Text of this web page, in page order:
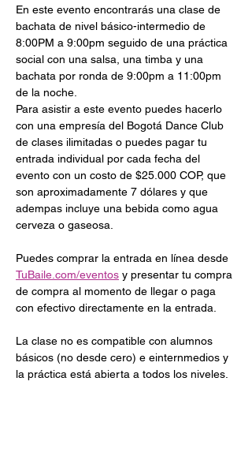
En este evento encontrarás una clase de
bachata de nivel básico-intermedio de
8:00PM a 9:00pm seguido de una práctica
social con una salsa, una timba y una
bachata por ronda de 9:00pm a 11:00pm
de la noche.
Para asistir a este evento puedes hacerlo
con una empresía del Bogotá Dance Club
de clases ilimitadas o puedes pagar tu
entrada individual por cada fecha del
evento con un costo de $25.000 COP, que
son aproximadamente 7 dólares y que
adempas incluye una bebida como agua
cerveza o gaseosa.
Puedes comprar la entrada en línea desde
TuBaile.com/eventos y presentar tu compra
de compra al momento de llegar o paga
con efectivo directamente en la entrada.
La clase no es compatible con alumnos
básicos (no desde cero) e einternmedios y
la práctica está abierta a todos los niveles.